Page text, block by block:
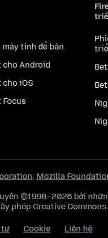
tính để bàn
cho Android
cho iOS
Focus
, Mozilla
©1998–2026 bởi
phép Creative Commons.
tư Cookie Liên hệ